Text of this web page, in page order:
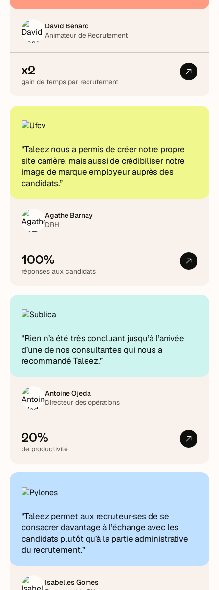
David Benard
Animateur de Recrutement
x2
gain de temps par recrutement
“Taleez nous a permis de créer notre propre
site carrière, mais aussi de crédibiliser notre
image de marque employeur auprès des
candidats.”
Agathe Barnay
DRH
100%
réponses aux candidats
“Rien n’a été très concluant jusqu’à l’arrivée
d’une de nos consultantes qui nous a
recommandé Taleez.”
Antoine Ojeda
Directeur des opérations
20%
de productivité
“Taleez permet aux recruteur·ses de se
consacrer davantage à l’échange avec les
candidats plutôt qu’à la partie administrative
du recrutement.”
Isabelles Gomes